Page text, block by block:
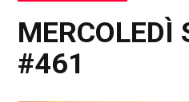
MERCOLEDÌ
#461